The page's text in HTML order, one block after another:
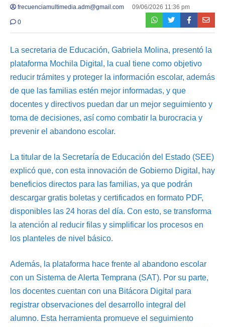
frecuenciamultimedia.adm@gmail.com 09/06/2026 11:36 pm
0
La secretaria de Educación, Gabriela Molina, presentó la
plataforma Mochila Digital, la cual tiene como objetivo
reducir trámites y proteger la información escolar, además
de que las familias estén mejor informadas, y que
docentes y directivos puedan dar un mejor seguimiento y
toma de decisiones, así como combatir la burocracia y
prevenir el abandono escolar.
La titular de la Secretaría de Educación del Estado (SEE)
explicó que, con esta innovación de Gobierno Digital, hay
beneficios directos para las familias, ya que podrán
descargar gratis boletas y certificados en formato PDF,
disponibles las 24 horas del día. Con esto, se transforma
la atención al reducir filas y simplificar los procesos en
los planteles de nivel básico.
Además, la plataforma hace frente al abandono escolar
con un Sistema de Alerta Temprana (SAT). Por su parte,
los docentes cuentan con una Bitácora Digital para
registrar observaciones del desarrollo integral del
alumno. Esta herramienta promueve el seguimiento